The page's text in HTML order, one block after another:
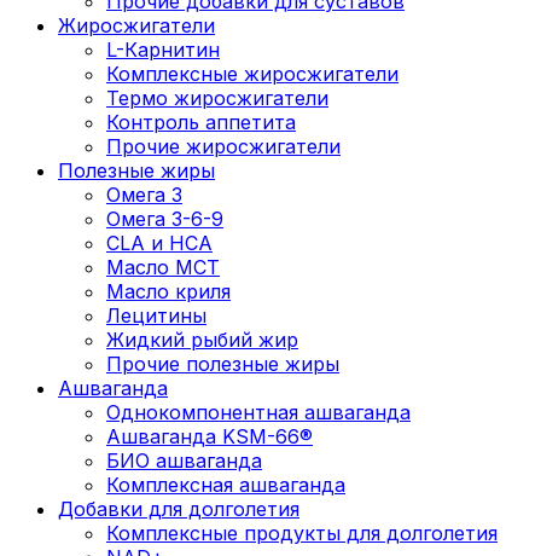
Жиросжигатели
L-Карнитин
Комплексные жиросжигатели
Термо жиросжигатели
Контроль аппетита
Прочие жиросжигатели
Полезные жиры
Омега 3
Омега 3-6-9
CLA и HCA
Масло МСТ
Масло криля
Лецитины
Жидкий рыбий жир
Прочие полезные жиры
Ашваганда
Однокомпонентная ашваганда
Ашваганда KSM-66®
БИО ашваганда
Комплексная ашваганда
Добавки для долголетия
Комплексные продукты для долголетия